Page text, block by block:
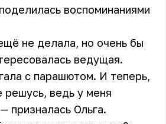
воспоминаниями
не делала, но очень бы
ведущая.
с парашютом. И теперь,
решусь, ведь у меня
призналась Ольга.